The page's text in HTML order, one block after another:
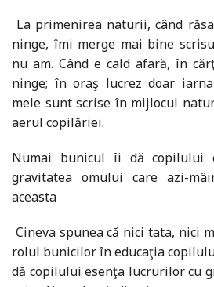
La primenirea naturii, când
ninge, îmi merge mai bine
nu am. Când e cald afară, în
ninge; în oraş lucrez doar
mele sunt scrise în mijlocul
aerul copilăriei.
Numai bunicul îi dă copilului
gravitatea omului care azi-
aceasta
Cineva spunea că nici tata, nici
rolul bunicilor în educaţia
dă copilului esenţa lucrurilor cu